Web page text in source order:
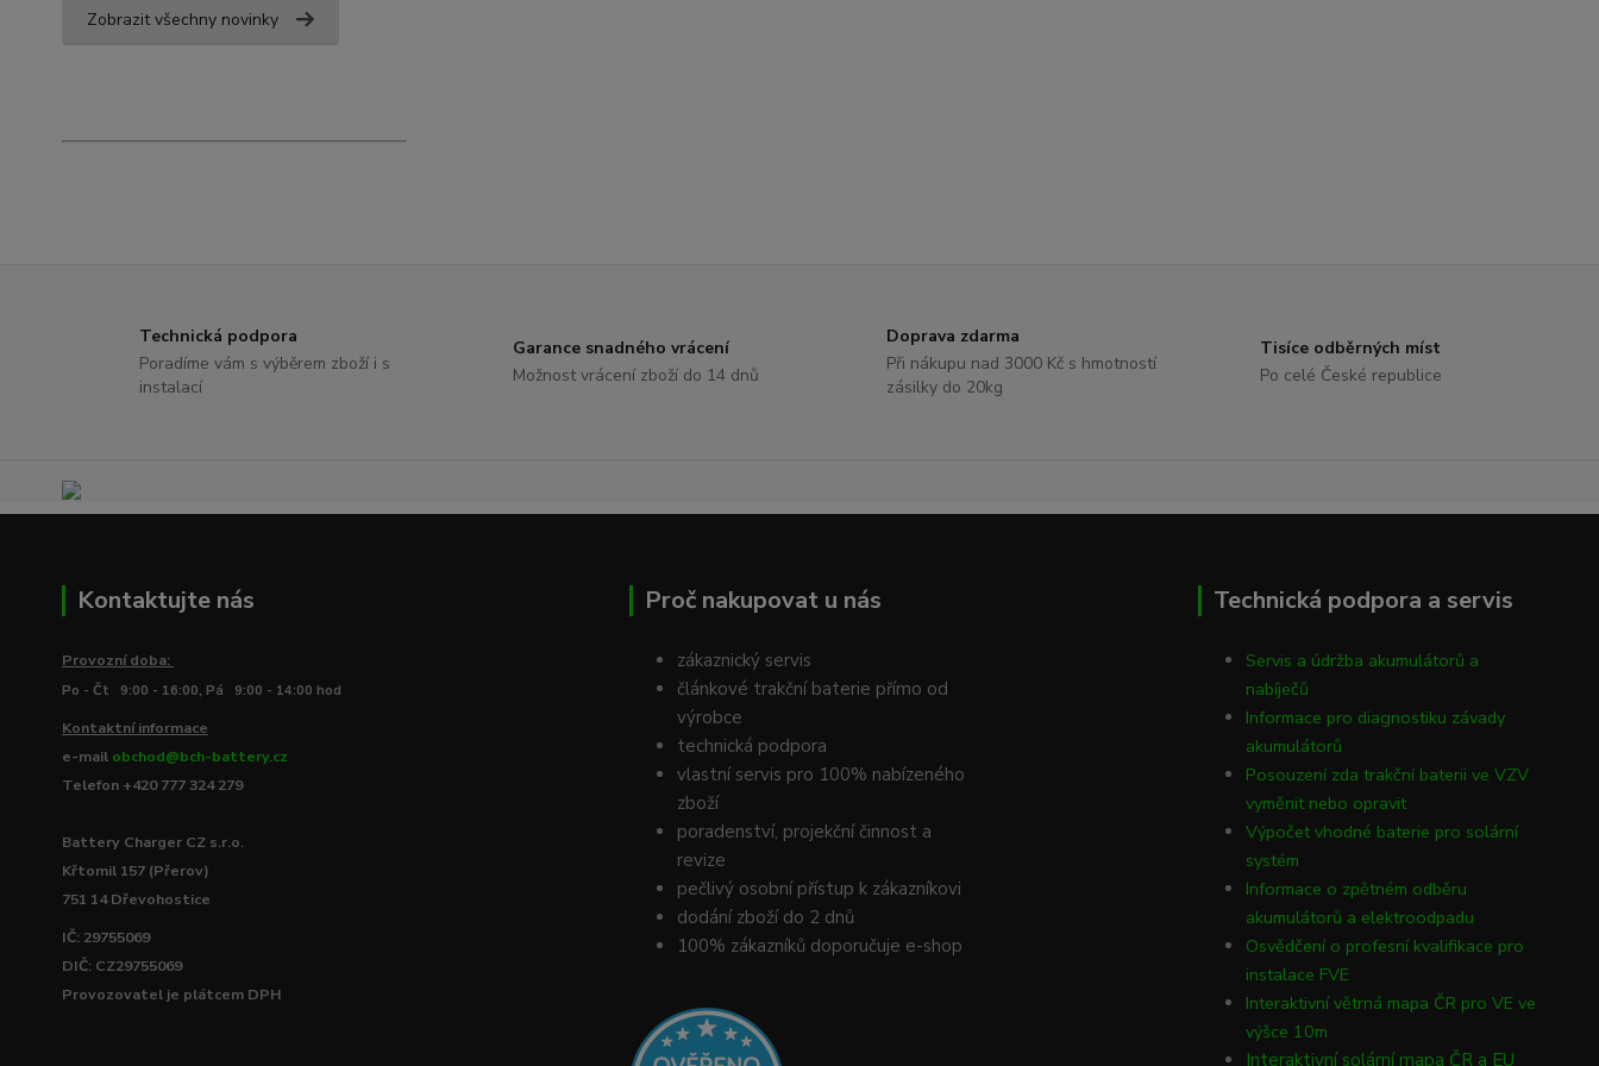
Zobrazit všechny novinky
Technická podpora
Poradíme vám s výběrem zboží i s
instalací
Garance snadného vrácení
Možnost vrácení zboží do 14 dnů
Doprava zdarma
Při nákupu nad 3000 Kč s hmotností
zásilky do 20kg
Tisíce odběrných míst
Po celé České republice
Kontaktujte nás
Provozní doba:
Po - Čt 9:00 - 16:00, Pá 9:00 - 14:00 hod
Kontaktní informace
e-mail obchod@bch-battery.cz
Telefon +420 777 324 279
Battery Charger CZ s.r.o.
Křtomil 157 (Přerov)
751 14 Dřevohostice
IČ: 29755069
DIČ: CZ29755069
Provozovatel je plátcem DPH
Proč nakupovat u nás
zákaznický servis
článkové trakční baterie přímo od
výrobce
technická podpora
vlastní servis pro 100% nabízeného
zboží
poradenství, projekční činnost a
revize
pečlivý osobní přístup k zákazníkovi
dodání zboží do 2 dnů
100% zákazníků doporučuje e-shop
Technická podpora a servis
Servis a údržba akumulátorů a
nabíječů
Informace pro diagnostiku závady
akumulátorů
Posouzení zda trakční baterii ve VZV
vyměnit nebo opravit
Výpočet vhodné baterie pro solární
systém
Informace o zpětném odběru
akumulátorů a elektroodpadu
Osvědčení o profesní kvalifikace pro
instalace FVE
Interaktivní větrná mapa ČR pro VE ve
výšce 10m
Interaktivní solární mapa ČR a EU